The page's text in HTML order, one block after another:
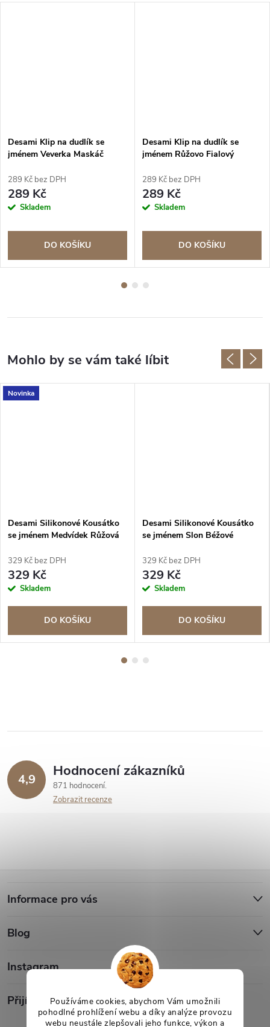
Používáme cookies, abychom Vám umožnili
pohodlné prohlížení webu a díky analýze provozu
webu neustále zlepšovali jeho funkce, výkon a
Desami Klip na dudlík se
jménem Veverka Maskáč
289 Kč bez DPH
289 Kč
Skladem
DO KOŠÍKU
Desami Klip na dudlík se
jménem Růžovo Fialový
289 Kč bez DPH
289 Kč
Skladem
DO KOŠÍKU
Novinka
Desami Silikonové Kousátko
se jménem Medvídek Růžová
329 Kč bez DPH
329 Kč
Skladem
DO KOŠÍKU
Desami Silikonové Kousátko
se jménem Slon Béžové
329 Kč bez DPH
329 Kč
Skladem
DO KOŠÍKU
4,9 Hodnocení zákazníků
871 hodnocení
Zobrazit recenze
p
a
Informace pro vás
Blog
Instagram
Přijímáme online platby